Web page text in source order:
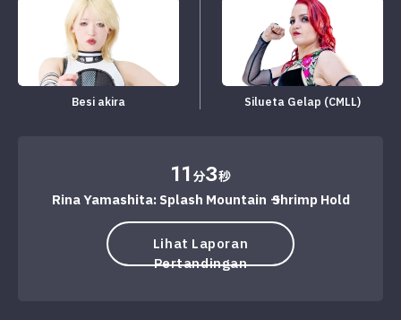
Besi akira Silueta Gelap (CMLL)
11分3秒
Rina Yamashita: Splash Mountain → Shrimp Hold
Lihat Laporan
Pertandingan